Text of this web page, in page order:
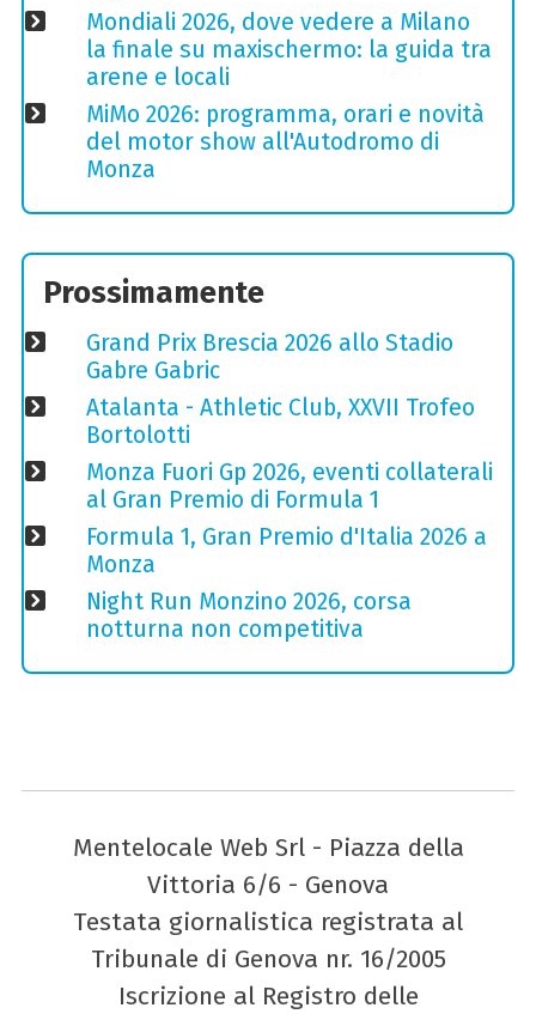
Mondiali 2026, dove vedere a Milano
la finale su maxischermo: la guida tra
arene e locali
MiMo 2026: programma, orari e novità
del motor show all'Autodromo di
Monza
Prossimamente
Grand Prix Brescia 2026 allo Stadio
Gabre Gabric
Atalanta - Athletic Club, XXVII Trofeo
Bortolotti
Monza Fuori Gp 2026, eventi collaterali
al Gran Premio di Formula 1
Formula 1, Gran Premio d'Italia 2026 a
Monza
Night Run Monzino 2026, corsa
notturna non competitiva
Mentelocale Web Srl - Piazza della
Vittoria 6/6 - Genova
Testata giornalistica registrata al
Tribunale di Genova nr. 16/2005
Iscrizione al Registro delle